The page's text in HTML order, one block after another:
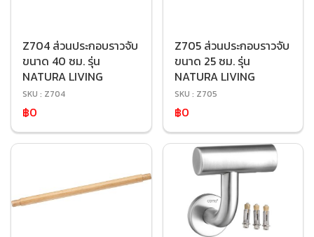
Z704 ส่วนประกอบราวจับ
ขนาด 40 ซม. รุ่น
NATURA LIVING
SKU : Z704
฿0
Z705 ส่วนประกอบราวจับ
ขนาด 25 ซม. รุ่น
NATURA LIVING
SKU : Z705
฿0